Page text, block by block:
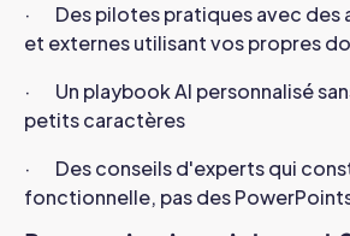
· Des pilotes pratiques avec des
et externes utilisant vos propres
· Un playbook AI personnalisé
petits caractères
· Des conseils d'experts qui
fonctionnelle, pas des